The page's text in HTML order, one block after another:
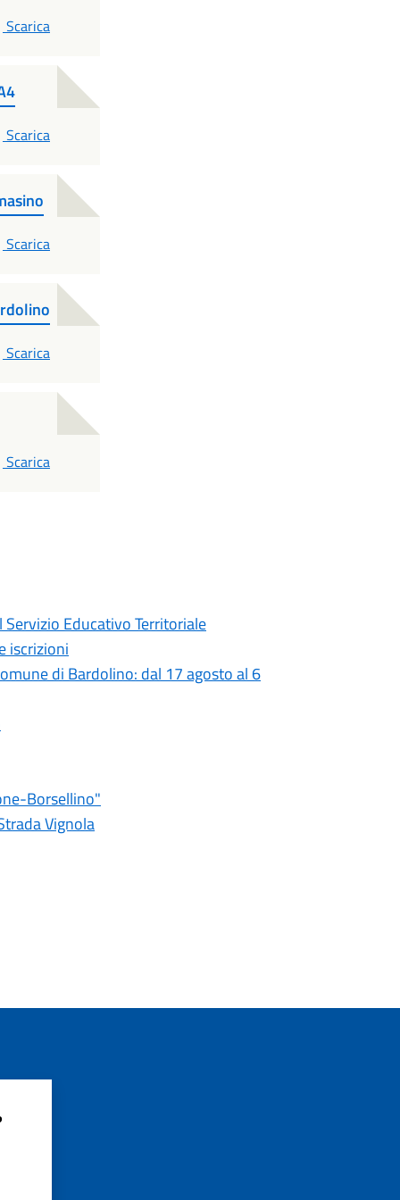
PDF
Scarica
PDF
Scarica
PDF
Scarica
PDF
Scarica
PDF
Scarica
Educativo Territoriale
iscrizioni
di Bardolino: dal 17 agosto al 6
Borsellino"
Vignola